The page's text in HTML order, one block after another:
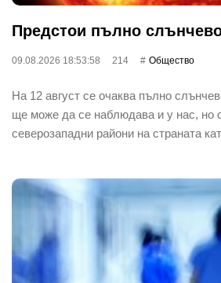
Предстои пълно
09.08.2026 18:53:58 214 Общество
На 12 август се очаква пълно
ще може да се наблюдава и у нас, но
северозападни райони на страната